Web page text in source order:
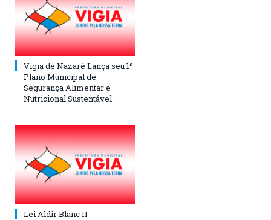
Vigia de Nazaré Lança seu 1º
Plano Municipal de
Segurança Alimentar e
Nutricional Sustentável
Lei Aldir Blanc II